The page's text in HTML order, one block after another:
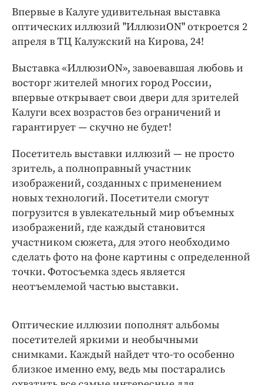
ПРОЕКТЫ
Блоги
Издания
Медиаперсона
Интересное чтиво
Клиника года
Бренд года
Работодатель года
Впервые в Калуге удивительная выставка
оптических иллюзий "ИллюзиON" откроется 2
апреля в ТЦ Калужский на Кирова, 24!
Выставка «ИллюзиON», завоевавшая любовь и
восторг жителей многих город России,
впервые открывает свои двери для зрителей
Калуги всех возрастов без ограничений и
гарантирует — скучно не будет!
Посетитель выставки иллюзий — не просто
зритель, а полноправный участник
изображений, созданных с применением
новых технологий. Посетители смогут
погрузится в увлекательный мир объемных
изображений, где каждый становится
участником сюжета, для этого необходимо
сделать фото на фоне картины с определенной
точки. Фотосъемка здесь является
неотъемлемой частью выставки.
Оптические иллюзии пополнят альбомы
посетителей яркими и необычными
снимками. Каждый найдет что-то особенно
близкое именно ему, ведь мы постарались